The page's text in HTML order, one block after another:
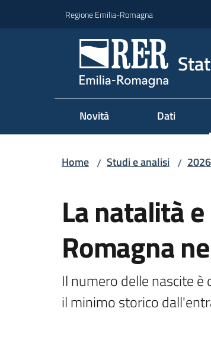
Regione Emilia-Romagna
Novità Dati
Home / Studi e analisi / 2026
La natalità
Romagna
Il numero delle nascite è
il minimo storico